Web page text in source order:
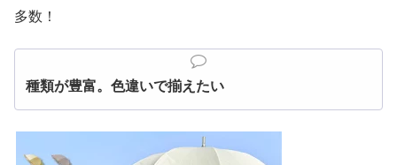
多数！
種類が豊富。色違いで揃えたい